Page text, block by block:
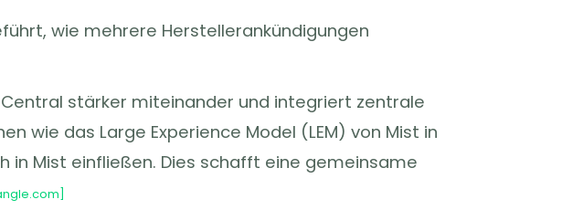
wie mehrere Herstellerankündigungen
stärker miteinander und integriert zentrale
wie das Large Experience Model (LEM) von Mist in
in Mist einfließen. Dies schafft eine gemeinsame